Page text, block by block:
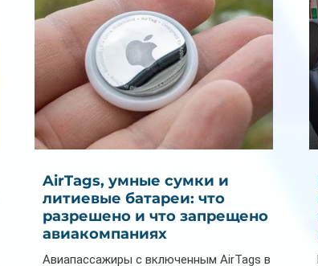
AirTags, умные сумки и
литиевые батареи: что
разрешено и что запрещено в
авиакомпаниях
Авиапассажиры с включенным AirTags в